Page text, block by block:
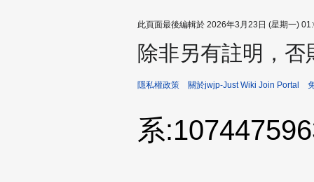
此頁面最後編輯於 2026年3月23日 (星期一)
除非另有註明，
隱私權政策 關於jwjp-Just Wiki Join Portal
系